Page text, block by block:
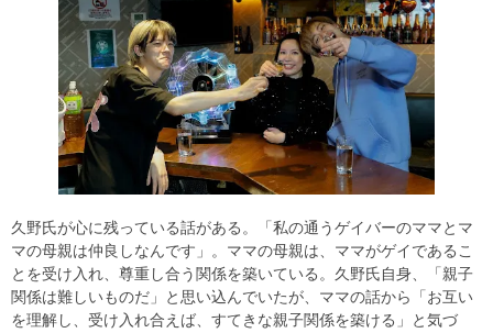
久野氏が心に残っている話がある。「私の通うゲイバーのママとマ
マの母親は仲良しなんです」。ママの母親は、ママがゲイであるこ
とを受け入れ、尊重し合う関係を築いている。久野氏自身、「親子
関係は難しいものだ」と思い込んでいたが、ママの話から「お互い
を理解し、受け入れ合えば、すてきな親子関係を築ける」と気づ